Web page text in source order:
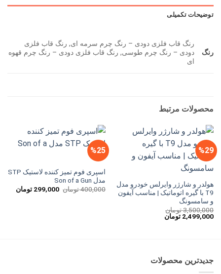
توضیحات تکمیلی
رنگ
رنگ قاب فلزی دودی – رنگ چرم سرمه ای, رنگ قاب فلزی
دودی – رنگ چرم طوسی, رنگ قاب فلزی دودی – رنگ چرم قهوه
ای
محصولات مرتبط
%29
هولدر و شارژر وایرلس خودرو مدل
T9 با گیره اتوماتیک | مناسب آیفون
و سامسونگ
3,500,000تومان
قیمت
اصلی
2,499,000 تومانقیمت
%25
اسپری فوم تمیز کننده لاستیک STP
مدل Son of a Gun
400,000تومان قیمت
اصلی
299,000 تومانقیمت
جدیدترین محصولات